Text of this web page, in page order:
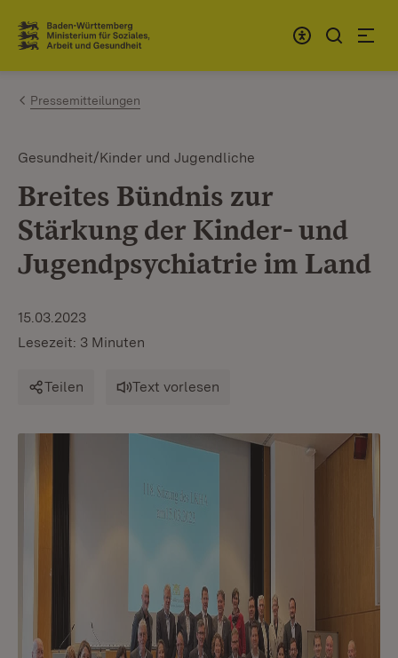
Zum Inhalt springen
Link zur Startseite
Pressemitteilungen
Gesundheit/Kinder und Jugendliche
Breites Bündnis zur
Stärkung der Kinder- und
Jugendpsychiatrie im Land
15.03.2023
Lesezeit: 3 Minuten
Teilen Text vorlesen